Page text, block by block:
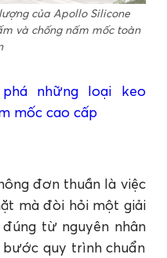
của Apollo Silicone
và chống nấm mốc toàn
phá những loại keo
mốc cao cấp
đơn thuần là việc
mà đòi hỏi một giải
từ nguyên nhân
bước quy trình chuẩn